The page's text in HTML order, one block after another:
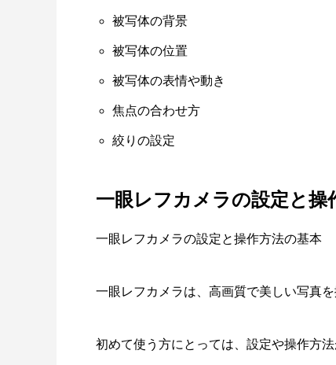
被写体の背景
被写体の位置
被写体の表情や動き
焦点の合わせ方
絞りの設定
一眼レフカメラの設定と操
一眼レフカメラの設定と操作方法の基本
一眼レフカメラは、高画質で美しい写真
初めて使う方にとっては、設定や操作方